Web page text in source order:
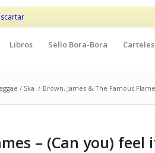
Mi cuenta
Libros Sello Bora-Bora Carteles
/ Ska / Brown, James & The Famous
– (Can you) feel